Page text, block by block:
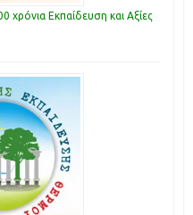
Εκπαίδευση και Αξίες